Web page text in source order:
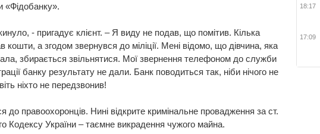
«Фідобанку».
- пригадує клієнт. – Я виду не подав, що помітив. Кілька
кошти, а згодом звернувся до міліції. Мені відомо, що дівчина, яка
збирається звільнятися. Мої звернення телефоном до служби
банку результату не дали. Банк поводиться так, ніби нічого не
ніхто не передзвонив!
до правоохоронців. Нині відкрите кримінальне провадження за ст.
Кодексу України – таємне викрадення чужого майна.
18:17
17:09